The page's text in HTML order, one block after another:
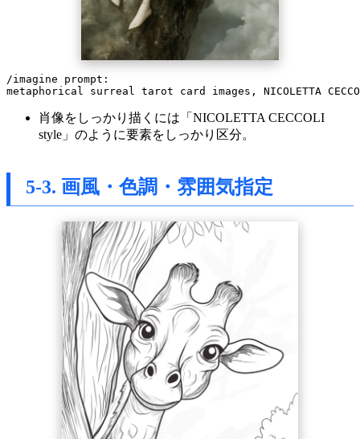
/imagine prompt:
肖像をしっかり描くには「NICOLETTA CECCOLI
style」のように要素をしっかり区分。
5-3. 画風・色調・雰囲気指定